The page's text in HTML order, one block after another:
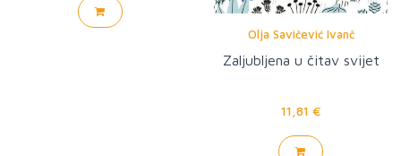
Olja Savičević Ivanč
Zaljubljena u čitav svijet
11,81 €